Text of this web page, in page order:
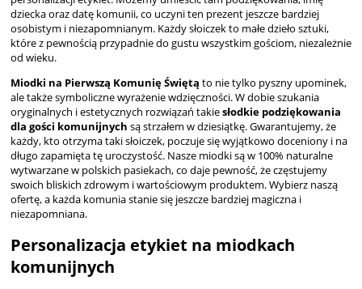
dziecka oraz datę komunii, co uczyni ten prezent jeszcze bardziej
osobistym i niezapomnianym. Każdy słoiczek to małe dzieło sztuki,
które z pewnością przypadnie do gustu wszystkim gościom, niezależnie
od wieku.
Miodki na Pierwszą Komunię Świętą to nie tylko pyszny upominek,
ale także symboliczne wyrażenie wdzięczności. W dobie szukania
oryginalnych i estetycznych rozwiązań takiesłodkie podziękowania
dla gości komunijnych są strzałem w dziesiątkę. Gwarantujemy, że
każdy, kto otrzyma taki słoiczek, poczuje się wyjątkowo doceniony i na
długo zapamięta tę uroczystość. Nasze miodki są w 100% naturalne
wytwarzane w polskich pasiekach, co daje pewność, że częstujemy
swoich bliskich zdrowym i wartościowym produktem. Wybierz naszą
ofertę, a każda komunia stanie się jeszcze bardziej magiczna i
niezapomniana.
Personalizacja etykiet na miodkach
komunijnych